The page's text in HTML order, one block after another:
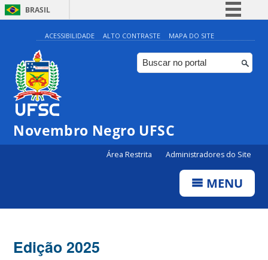
BRASIL
Simplifique!
Comunica BR
Participe
ACESSIBILIDADE ALTO CONTRASTE MAPA DO SITE
Novembro Negro UFSC
Área Restrita Administradores do Site
MENU
Edição 2025